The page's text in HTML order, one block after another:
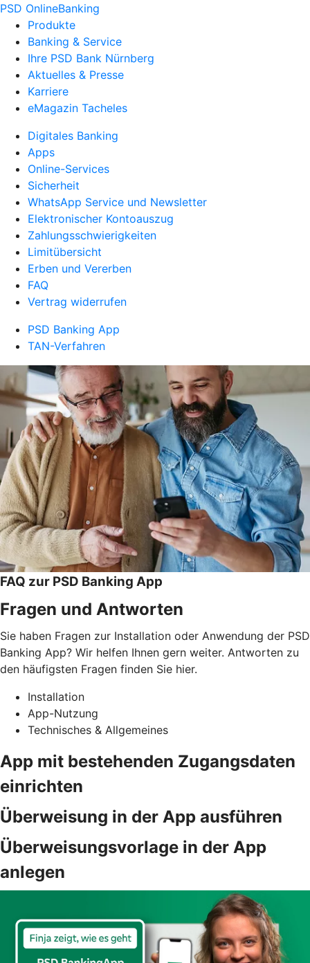
PSD OnlineBanking
Produkte
Banking & Service
Ihre PSD Bank Nürnberg
Aktuelles & Presse
Karriere
eMagazin Tacheles
Digitales Banking
Apps
Online-Services
Sicherheit
WhatsApp Service und Newsletter
Elektronischer Kontoauszug
Zahlungsschwierigkeiten
Limitübersicht
Erben und Vererben
FAQ
Vertrag widerrufen
PSD Banking App
TAN-Verfahren
FAQ zur PSD Banking App
Fragen und Antworten
Sie haben Fragen zur Installation oder Anwendung der PSD
Banking App? Wir helfen Ihnen gern weiter. Antworten zu
den häufigsten Fragen finden Sie hier.
Installation
App-Nutzung
Technisches & Allgemeines
App mit bestehenden Zugangsdaten
einrichten
Überweisung in der App ausführen
Überweisungsvorlage in der App
anlegen